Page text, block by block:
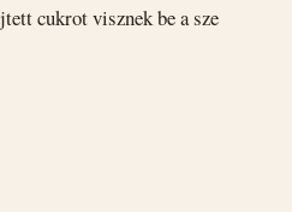
cukrot visznek be a sze